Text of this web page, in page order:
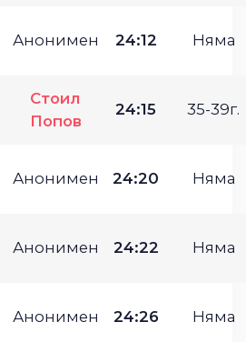
Анонимен 24:12 Няма
Стоил
Попов
24:15 35-39г.
Анонимен 24:20 Няма
Анонимен 24:22 Няма
Анонимен 24:26 Няма